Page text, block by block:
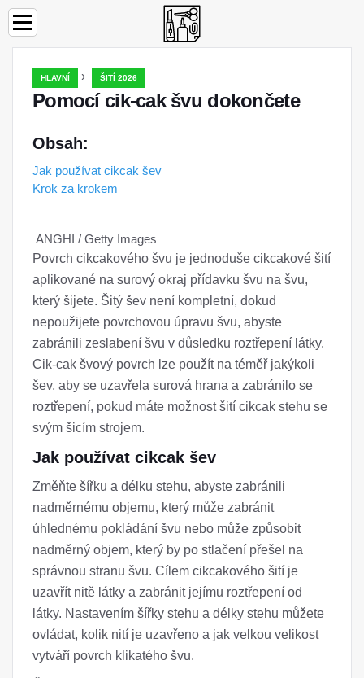
HLAVNÍ › ŠITÍ 2026
Pomocí cik-cak švu dokončete
Obsah:
Jak používat cikcak šev
Krok za krokem
ANGHI / Getty Images
Povrch cikcakového švu je jednoduše cikcakové šití
aplikované na surový okraj přídavku švu na švu,
který šijete. Šitý šev není kompletní, dokud
nepoužijete povrchovou úpravu švu, abyste
zabránili zeslabení švu v důsledku roztřepení látky.
Cik-cak švový povrch lze použít na téměř jakýkoli
šev, aby se uzavřela surová hrana a zabránilo se
roztřepení, pokud máte možnost šití cikcak stehu se
svým šicím strojem.
Jak používat cikcak šev
Změňte šířku a délku stehu, abyste zabránili
nadměrnému objemu, který může zabránit
úhlednému pokládání švu nebo může způsobit
nadměrný objem, který by po stlačení přešel na
správnou stranu švu. Cílem cikcakového šití je
uzavřít nitě látky a zabránit jejímu roztřepení od
látky. Nastavením šířky stehu a délky stehu můžete
ovládat, kolik nití je uzavřeno a jak velkou velikost
vytváří povrch klikatého švu.